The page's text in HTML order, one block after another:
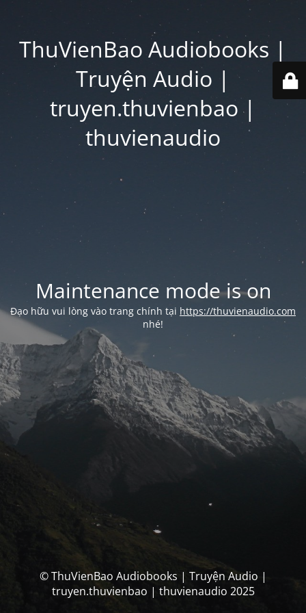
ThuVienBao Audiobooks |
Truyện Audio |
truyen.thuvienbao |
thuvienaudio
Maintenance mode is on
Đạo hữu vui lòng vào trang chính tại https://thuvienaudio.com
nhé!
© ThuVienBao Audiobooks | Truyện Audio |
truyen.thuvienbao | thuvienaudio 2025